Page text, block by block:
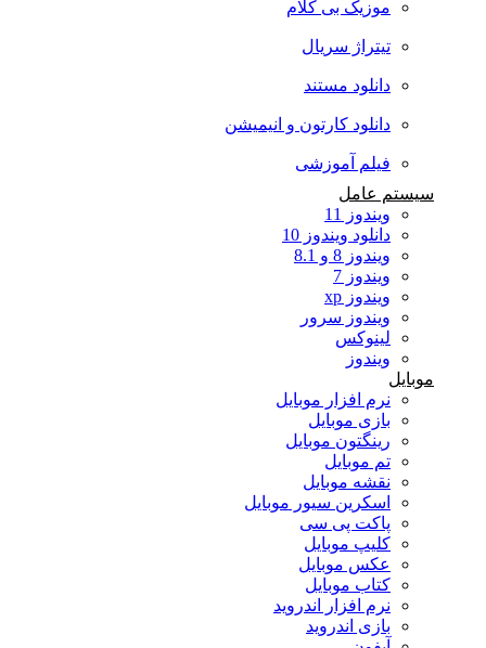
موزیک بی کلام
تیتراژ سریال
دانلود مستند
دانلود کارتون و انیمیشن
فیلم آموزشی
سیستم عامل
ویندوز 11
دانلود ویندوز 10
ویندوز 8 و 8.1
ویندوز 7
ویندوز xp
ویندوز سرور
لینوکس
ویندوز
موبایل
نرم افزار موبایل
بازی موبایل
رینگتون موبایل
تم موبایل
نقشه موبایل
اسکرین سیور موبایل
پاکت پی سی
کلیپ موبایل
عکس موبایل
کتاب موبایل
نرم افزار اندروید
بازی اندروید